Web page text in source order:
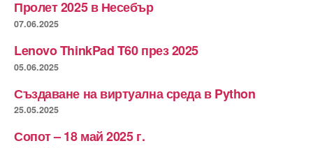
Пролет 2025 в Несебър
07.06.2025
Lenovo ThinkPad T60 през 2025
05.06.2025
Създаване на виртуална среда в Python
25.05.2025
Сопот – 18 май 2025 г.